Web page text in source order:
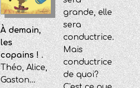
À demain,
les
copains !.
Théo, Alice,
Gaston...
grande, elle
sera
conductrice.
Mais
conductrice
de quoi?